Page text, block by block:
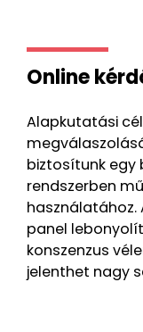
Online
Alapkutatási
biztosítunk egy
rendszerben
használatához.
panel
konszenzus
jelenthet nagy